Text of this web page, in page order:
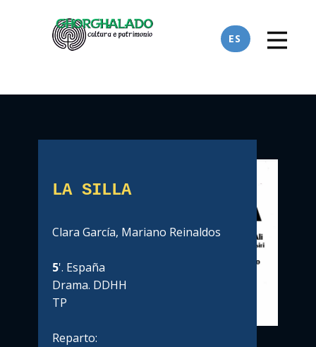
ES
LA SILLA
Clara García, Mariano Reinaldos
5'. España
Drama. DDHH
TP
Reparto: